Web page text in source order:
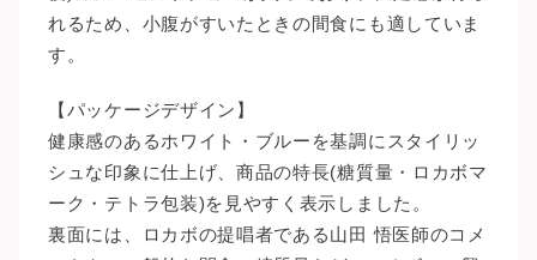
れるため、小腹がすいたときの間食にも適していま
す。
【パッケージデザイン】
健康感のあるホワイト・ブルーを基調にスタイリッ
シュな印象に仕上げ、商品の特長(糖質量・ロカボマ
ーク・テトラ包装)を見やすく表示しました。
裏面には、ロカボの提唱者である山田 悟医師のコメ